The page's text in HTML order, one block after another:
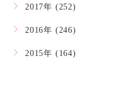
2017年 (252)
2016年 (246)
2015年 (164)